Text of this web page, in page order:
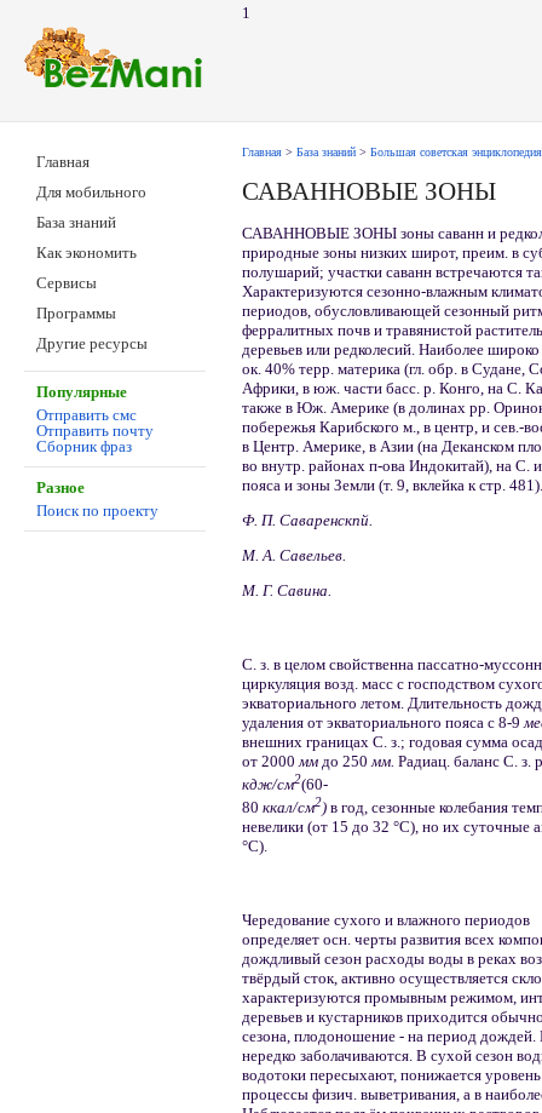
1
Главная
Для мобильного
База знаний
Как экономить
Сервисы
Программы
Другие ресурсы
Популярные
Отправить смс
Отправить почту
Сборник фраз
Разное
Поиск по проекту
Главная > База знаний > Большая советская энциклопедия
САВАННОВЫЕ ЗОНЫ
САВАННОВЫЕ ЗОНЫ зоны саванн и
природные зоны низких широт, преим. в
полушарий; участки саванн встречаются
Характеризуются сезонно-влажным
периодов, обусловливающей сезонный
ферралитных почв и травянистой
деревьев или редколесий. Наиболее
ок. 40% терр. материка (гл. обр. в Судане,
Африки, в юж. части басс. р. Конго, на С.
также в Юж. Америке (в долинах pp.
побережья Карибского м., в центр, и сев.-
в Центр. Америке, в Азии (на Деканском
во внутр. районах п-ова Индокитай), на С.
пояса и зоны Земли (т. 9, вклейка к стр. 481).
Ф. П. Саваренскпй.
М. А. Савельев.
М. Г. Савина.
С. з. в целом свойственна пассатно-
циркуляция возд. масс с господством
экваториального летом. Длительность
удаления от экваториального пояса с 8-9
внешних границах С. з.; годовая сумма
от 2000 мм до 250 мм. Радиац. баланс С. з.
кдж/см2(60-
80 ккал/см2) в год, сезонные колебания
невелики (от 15 до 32 °С), но их суточные
°С).
Чередование сухого и влажного периодов
определяет осн. черты развития всех
дождливый сезон расходы воды в реках
твёрдый сток, активно осуществляется
характеризуются промывным режимом,
деревьев и кустарников приходится
сезона, плодоношение - на период
нередко заболачиваются. В сухой сезон
водотоки пересыхают, понижается
процессы физич. выветривания, а в